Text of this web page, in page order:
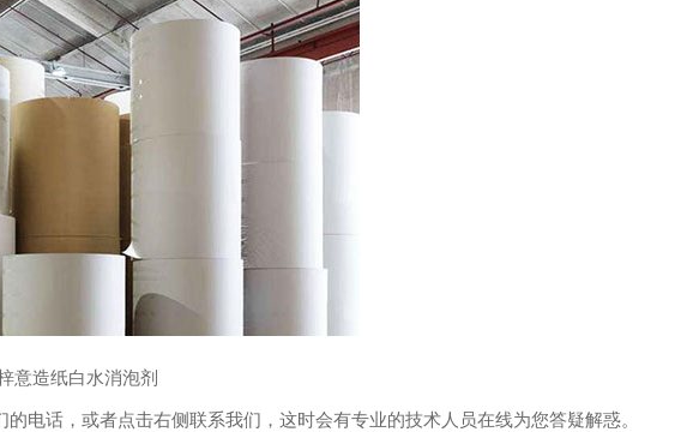
梓意造纸白水消泡剂
电话，或者点击右侧联系我们，这时会有专业的技术人员在线为您答疑解惑。